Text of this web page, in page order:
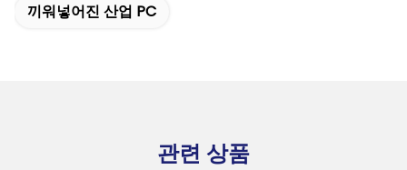
끼워넣어진 산업 PC
관련 상품